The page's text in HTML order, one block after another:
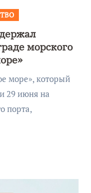
морского
29 июня на
порта,